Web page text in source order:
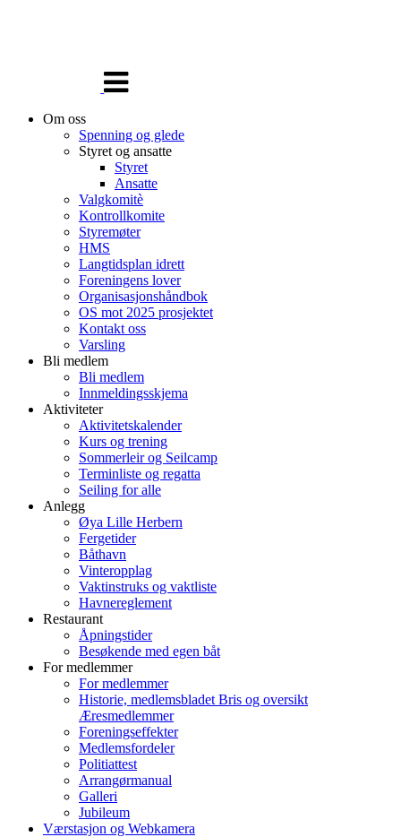
navigasjon
Om oss
Spenning og glede
Styret og ansatte
Styret
Ansatte
Valgkomitè
Kontrollkomite
Styremøter
HMS
Langtidsplan idrett
Foreningens lover
Organisasjonshåndbok
OS mot 2025 prosjektet
Kontakt oss
Varsling
Bli medlem
Bli medlem
Innmeldingsskjema
Aktiviteter
Aktivitetskalender
Kurs og trening
Sommerleir og Seilcamp
Terminliste og regatta
Seiling for alle
Anlegg
Øya Lille Herbern
Fergetider
Båthavn
Vinteropplag
Vaktinstruks og vaktliste
Havnereglement
Restaurant
Åpningstider
Besøkende med egen båt
For medlemmer
For medlemmer
Historie, medlemsbladet Bris og oversikt
Æresmedlemmer
Foreningseffekter
Medlemsfordeler
Politiattest
Arrangørmanual
Galleri
Jubileum
Værstasjon og Webkamera